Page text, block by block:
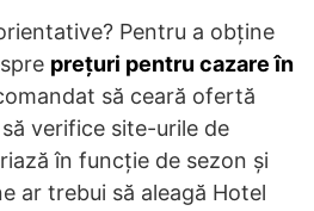
Pentru a obține
prețuri pentru cazare în
să ceară ofertă
verifice site-urile de
în funcție de sezon și
ar trebui să aleagă Hotel